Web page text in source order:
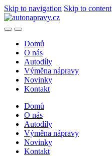
Skip to navigation Skip to content
Domů
O nás
Autodíly
Výměna nápravy
Novinky
Kontakt
Domů
O nás
Autodíly
Výměna nápravy
Novinky
Kontakt